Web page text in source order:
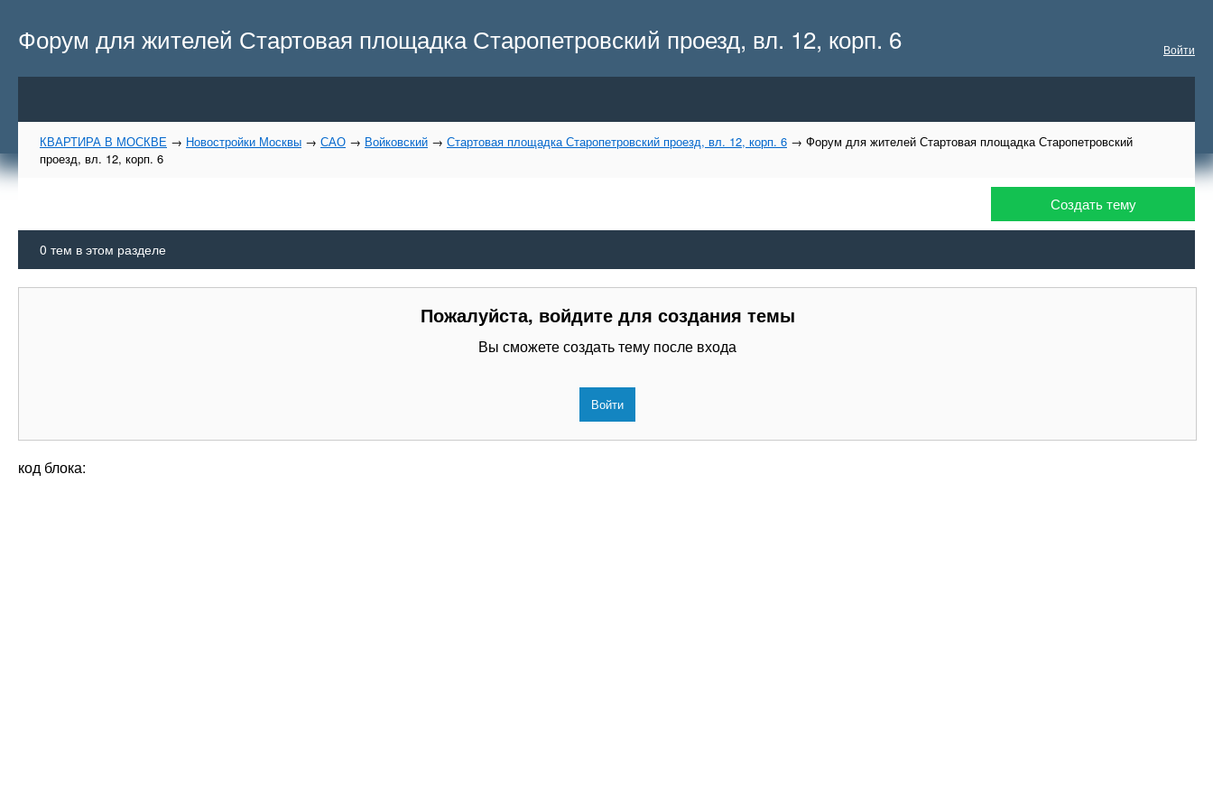
Войти
Форум для жителей Стартовая площадка Старопетровский проезд, вл. 12, корп. 6
КВАРТИРА В МОСКВЕ → Новостройки Москвы → САО → Войковский → Стартовая площадка Старопетровский проезд, вл. 12, корп. 6 → Форум для жителей Стартовая площадка Старопетровский
проезд, вл. 12, корп. 6
Создать тему
0 тем в этом разделе
Пожалуйста, войдите для создания темы
Вы сможете создать тему после входа
Войти
код блока: